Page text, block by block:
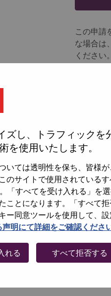
ズし、トラフィックを
を使用いたします。
いては透明性を保ち、皆様
のサイトで使用されている
「すべてを受け入れる」を選
ことになります。「すべて
ー同意ツールを使用して、
明にて詳細をご確認くださ
れる すべて拒否する
Global
to deliver
with a full-
defined
changing
(ADR:
この申請
な場合は
ください。
Solutions
Hong
Sales
Hong
Hong
全てを見る